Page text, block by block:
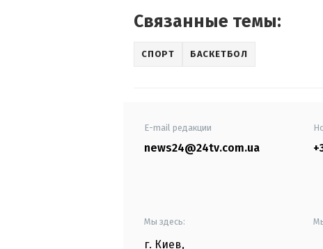
Связанные темы:
СПОРТ БАСКЕТБОЛ
E-mail редакции
news24@24tv.com.ua
Мы здесь:
г. Киев,